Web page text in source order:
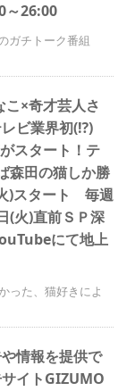
～26:00
ガチトーク番組
×奇才芸人さ
ビ業界初(⁉)
スタート！テ
森田の猫しか勝
)スタート 毎週
(火)直前ＳＰ深
にて地上
った、猫好きによ
情報を提供で
イトGIZUMO